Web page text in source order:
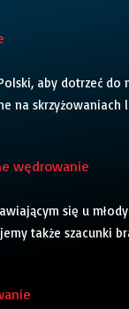
aby dotrzeć do
na
wędrowanie
się u
także szacunki